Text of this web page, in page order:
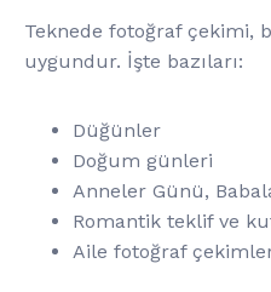
Teknede fotoğraf çekimi,
uygundur. İşte bazıları:
Düğünler
Doğum günleri
Anneler Günü,
Romantik teklif ve
Aile fotoğraf